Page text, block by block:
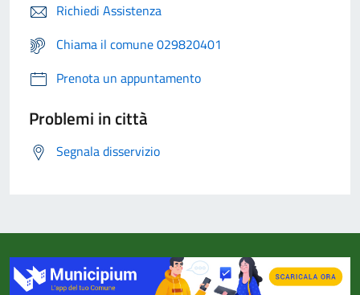
Richiedi Assistenza
Chiama il comune 029820401
Prenota un appuntamento
Problemi in città
Segnala disservizio